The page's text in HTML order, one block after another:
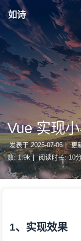
如诗
Vue 实现
发表于 2025-07-06 | 更
数: 1.9k | 阅读时长: 10
1、实现效果